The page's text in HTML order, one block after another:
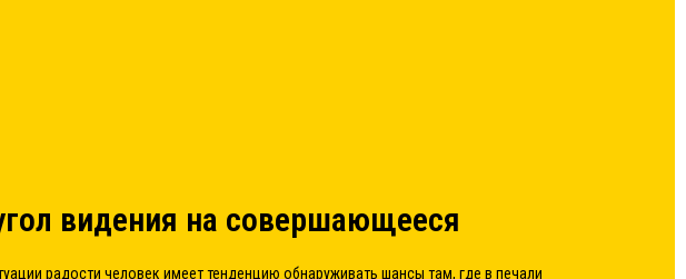
видения на совершающееся
радости человек имеет тенденцию обнаруживать шансы там, где в печали